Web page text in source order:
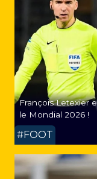
François Letexier
le Mondial 2026 !
#FOOT